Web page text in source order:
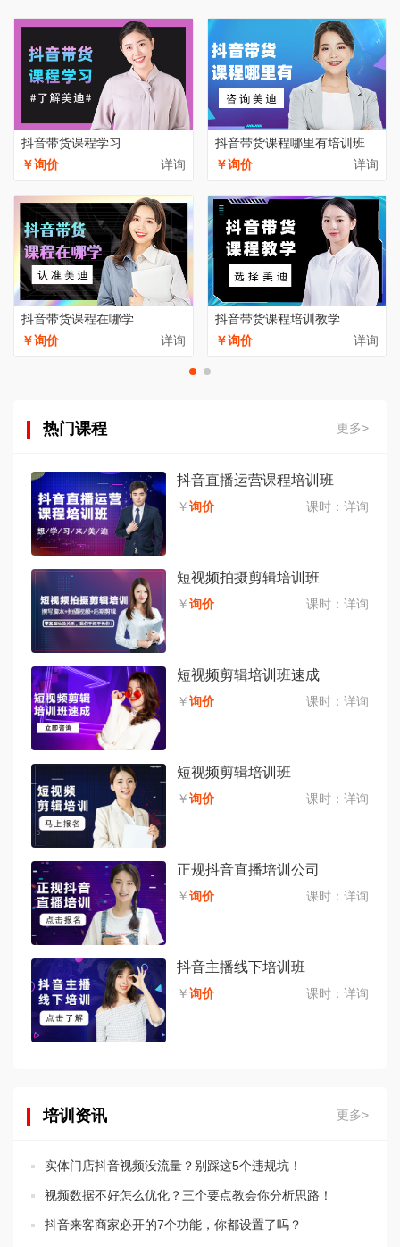
抖音带货课程学习
￥询价
详询
抖音带货课程哪里有培训班
￥询价
详询
抖音带货课程在哪学
￥询价
详询
抖音带货课程培训教学
￥询价
详询
热门课程 更多>
抖音直播运营课程培训班
￥询价 课时： 详询
短视频拍摄剪辑培训班
￥询价 课时： 详询
短视频剪辑培训班速成
￥询价 课时： 详询
短视频剪辑培训班
￥询价 课时： 详询
正规抖音直播培训公司
￥询价 课时： 详询
抖音主播线下培训班
￥询价 课时： 详询
培训资讯 更多>
实体门店抖音视频没流量？别踩这5个违规坑！
视频数据不好怎么优化？三个要点教会你分析思路！
抖音来客商家必开的7个功能，你都设置了吗？